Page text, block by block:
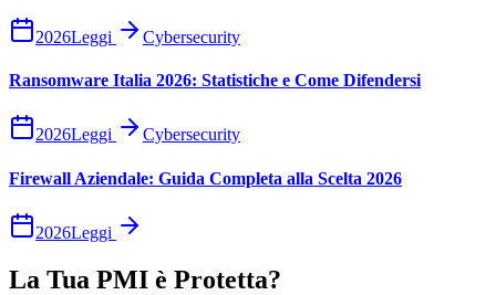
2026Leggi Cybersecurity
Ransomware Italia 2026: Statistiche e Come Difendersi
2026Leggi Cybersecurity
Firewall Aziendale: Guida Completa alla Scelta 2026
2026Leggi
La Tua PMI è Protetta?